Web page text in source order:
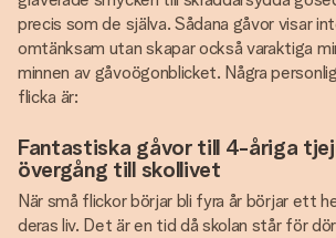
precis som de själva. Sådana gåvor visar
omtänksam utan skapar också varaktiga
minnen av gåvoögonblicket. Några
flicka är:
Fantastiska gåvor till 4-åriga
övergång till skollivet
När små flickor börjar bli fyra år börjar ett
deras liv. Det är en tid då skolan står för